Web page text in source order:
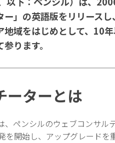
ー」の英語版をリリース
地域をはじめとして、10
ります。
ーターとは
、ペンシルのウェブコンサ
を開始し、アップグレードを